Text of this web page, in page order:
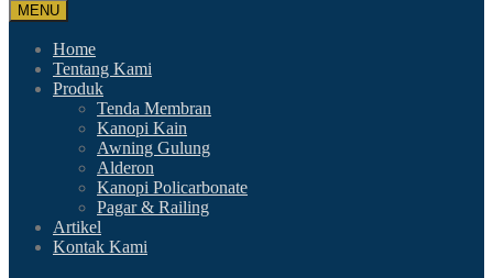
MENU
Home
Tentang Kami
Produk
Tenda Membran
Kanopi Kain
Awning Gulung
Alderon
Kanopi Policarbonate
Pagar & Railing
Artikel
Kontak Kami